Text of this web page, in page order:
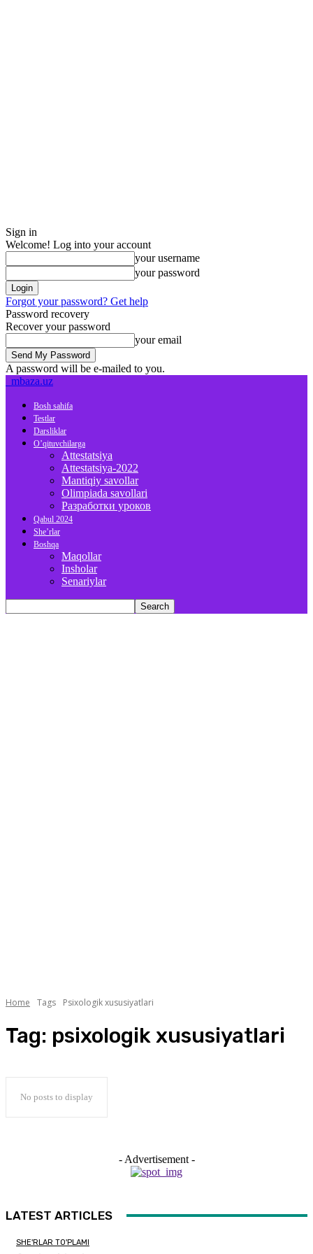
Sign in
Welcome! Log into your account
your username
your password
Forgot your password? Get help
Password recovery
Recover your password
your email
A password will be e-mailed to you.
mbaza.uz
Bosh sahifa
Testlar
Darsliklar
O’qituvchilarga
Attestatsiya
Attestatsiya-2022
Mantiqiy savollar
Olimpiada savollari
Разработки уроков
Qabul 2024
She’rlar
Boshqa
Maqollar
Insholar
Senariylar
Home Tags Psixologik xususiyatlari
Tag: psixologik xususiyatlari
No posts to display
- Advertisement -
LATEST ARTICLES
SHE'RLAR TO'PLAMI